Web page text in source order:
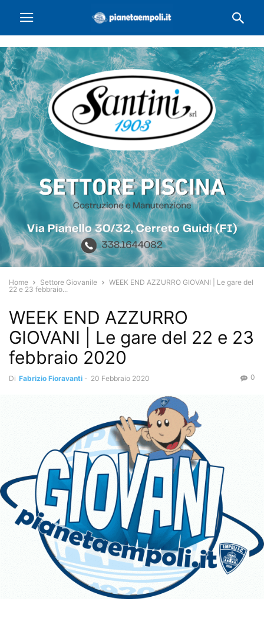
Home Settore Giovanile
WEEK END AZZURRO GIOVANI | Le gare del
22 e 23 febbraio...
WEEK END AZZURRO
GIOVANI | Le gare del 22 e 23
febbraio 2020
Di Fabrizio Fioravanti - 20 Febbraio 2020 0